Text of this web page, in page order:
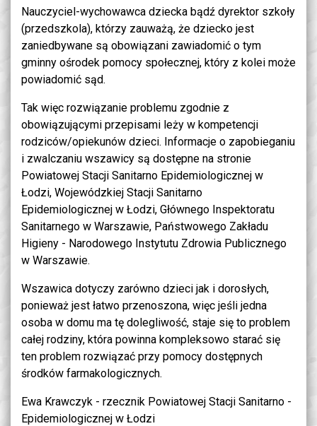
Nauczyciel-wychowawca dziecka bądź dyrektor szkoły
(przedszkola), którzy zauważą, że dziecko jest
zaniedbywane są obowiązani zawiadomić o tym
gminny ośrodek pomocy społecznej, który z kolei może
powiadomić sąd.
Tak więc rozwiązanie problemu zgodnie z
obowiązującymi przepisami leży w kompetencji
rodziców/opiekunów dzieci. Informacje o zapobieganiu
i zwalczaniu wszawicy są dostępne na stronie
Powiatowej Stacji Sanitarno Epidemiologicznej w
Łodzi, Wojewódzkiej Stacji Sanitarno
Epidemiologicznej w Łodzi, Głównego Inspektoratu
Sanitarnego w Warszawie, Państwowego Zakładu
Higieny - Narodowego Instytutu Zdrowia Publicznego
w Warszawie.
Wszawica dotyczy zarówno dzieci jak i dorosłych,
ponieważ jest łatwo przenoszona, więc jeśli jedna
osoba w domu ma tę dolegliwość, staje się to problem
całej rodziny, która powinna kompleksowo starać się
ten problem rozwiązać przy pomocy dostępnych
środków farmakologicznych.
Ewa Krawczyk - rzecznik Powiatowej Stacji Sanitarno -
Epidemiologicznej w Łodzi